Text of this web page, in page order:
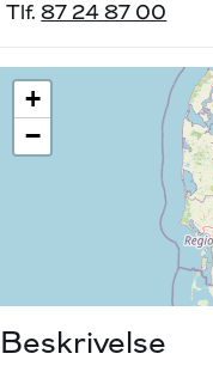
Tlf.87 24 87 00
Beskrivelse